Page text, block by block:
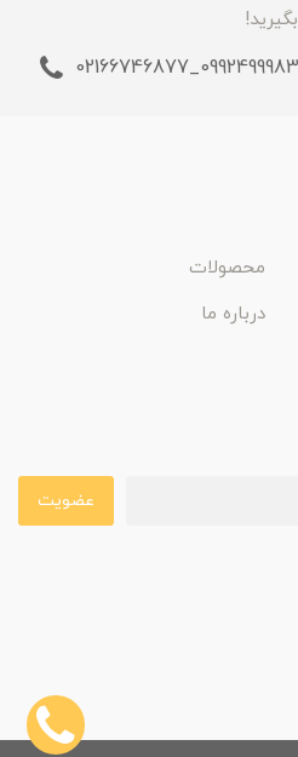
بگیرید!
محصولات
درباره ما
عضویت